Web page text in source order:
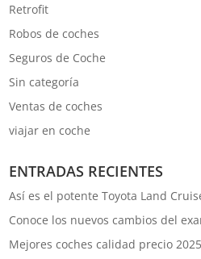
Retrofit
Robos de coches
Seguros de Coche
Sin categoría
Ventas de coches
viajar en coche
ENTRADAS RECIENTES
Así es el potente Toyota Land
Conoce los nuevos cambios del
Mejores coches calidad precio